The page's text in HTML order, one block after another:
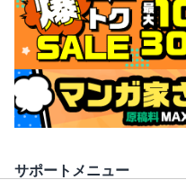
サポートメニュー